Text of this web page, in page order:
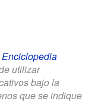
Enciclopedia
utilizar
bajo la
que se indique